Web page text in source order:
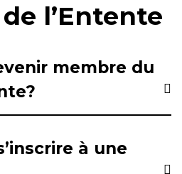
l’Entente
membre du
à une